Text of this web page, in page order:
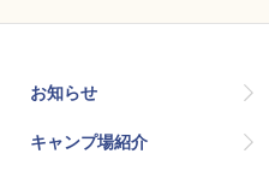
お知らせ
キャンプ場紹介